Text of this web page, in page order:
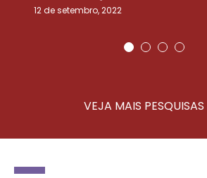
12 de setembro, 2022
VEJA MAIS PESQUISAS